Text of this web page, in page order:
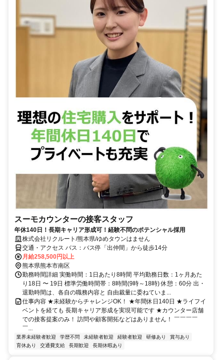
スーモカウンターの接客スタッフ
年休140日！長期キャリア形成可！経験不問のポテンシャル採用
株式会社リクルート/熊本県/ゆめタウンはません
交通・アクセス バス：バス停「出仲間」から徒歩14分
月給258,500円以上
熊本県熊本市南区
勤務時間詳細 実働時間：1日あたり8時間 平均勤務日数：1ヶ月あた
り18日 〜 19日 標準労働時間帯：8時間(9時～18時) 休憩：60分 出・
退勤時間は、各自の職務内容と 自由裁量に委ねていま...
仕事内容 ★未経験からチャレンジOK！ ★年間休日140日 ★ライフイ
ベントを経ても 長期キャリア形成を実現可能です ★カウンター店舗
での接客提案のみ！ 訪問や顧客開拓などはありません！ ￣￣￣￣
￣...
業界未経験者歓迎 学歴不問 未経験者歓迎 経験者歓迎 研修あり
賞与あり
育休あり
交通費支給 長期歓迎 長期休暇あり